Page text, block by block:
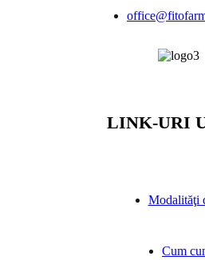
LINK-URI
Modalităţi
Cum